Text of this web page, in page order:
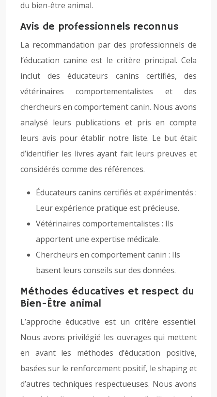
du bien-être animal.
Avis de professionnels reconnus
La recommandation par des professionnels de
l’éducation canine est le critère principal. Cela
inclut des éducateurs canins certifiés, des
vétérinaires comportementalistes et des
chercheurs en comportement canin. Nous avons
analysé leurs publications et pris en compte
leurs avis pour établir notre liste. Le but était
d’identifier les livres ayant fait leurs preuves et
considérés comme des références.
Éducateurs canins certifiés et expérimentés :
Leur expérience pratique est précieuse.
Vétérinaires comportementalistes : Ils
apportent une expertise médicale.
Chercheurs en comportement canin : Ils
basent leurs conseils sur des données.
Méthodes éducatives et respect du
Bien-Être animal
L’approche éducative est un critère essentiel.
Nous avons privilégié les ouvrages qui mettent
en avant les méthodes d’éducation positive,
basées sur le renforcement positif, le shaping et
d’autres techniques respectueuses. Nous avons